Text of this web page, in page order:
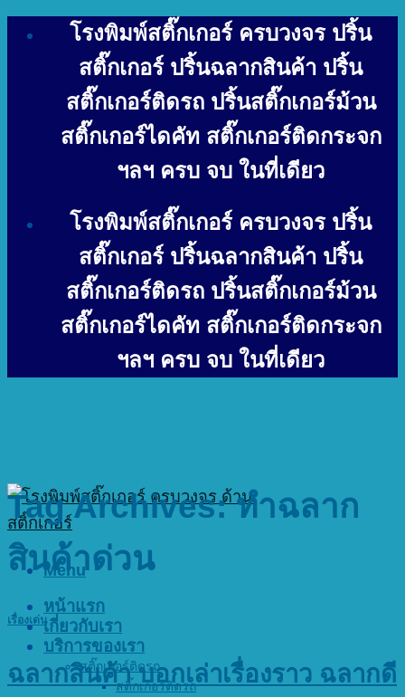
โรงพิมพ์สติ๊กเกอร์ ครบวงจร ปริ้น
สติ๊กเกอร์ ปริ้นฉลากสินค้า ปริ้น
สติ๊กเกอร์ติดรถ ปริ้นสติ๊กเกอร์ม้วน
สติ๊กเกอร์ไดคัท สติ๊กเกอร์ติดกระจก
ฯลฯ ครบ จบ ในที่เดียว
โรงพิมพ์สติ๊กเกอร์ ครบวงจร ปริ้น
สติ๊กเกอร์ ปริ้นฉลากสินค้า ปริ้น
สติ๊กเกอร์ติดรถ ปริ้นสติ๊กเกอร์ม้วน
สติ๊กเกอร์ไดคัท สติ๊กเกอร์ติดกระจก
ฯลฯ ครบ จบ ในที่เดียว
Menu
หน้าแรก
เกี่ยวกับเรา
บริการของเรา
สติ๊กเกอร์ติดรถ
สติ๊กเกอร์ติดรถ
Tag Archives:ทำฉลาก
สินค้าด่วน
เรื่องเด่น
ฉลากสินค้า บอกเล่าเรื่องราว ฉลากดี